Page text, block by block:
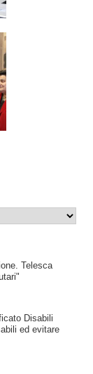
Telesca
Disabili
ed evitare